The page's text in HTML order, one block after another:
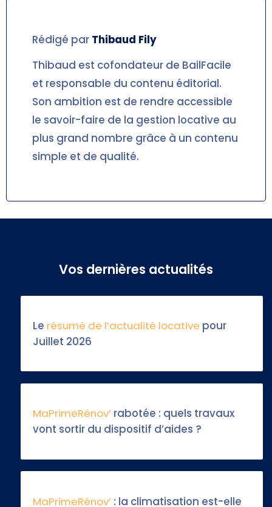
Rédigé par Thibaud Fily
Thibaud est cofondateur de BailFacile
et responsable du contenu éditorial.
Son ambition est de rendre accessible
le savoir-faire de la gestion locative au
plus grand nombre grâce à un contenu
simple et de qualité.
Vos dernières actualités
Le résumé de l’actualité locative pour
Juillet 2026
MaPrimeRénov’ rabotée : quels travaux
vont sortir du dispositif d’aides ?
MaPrimeRénov’ : la climatisation est-elle